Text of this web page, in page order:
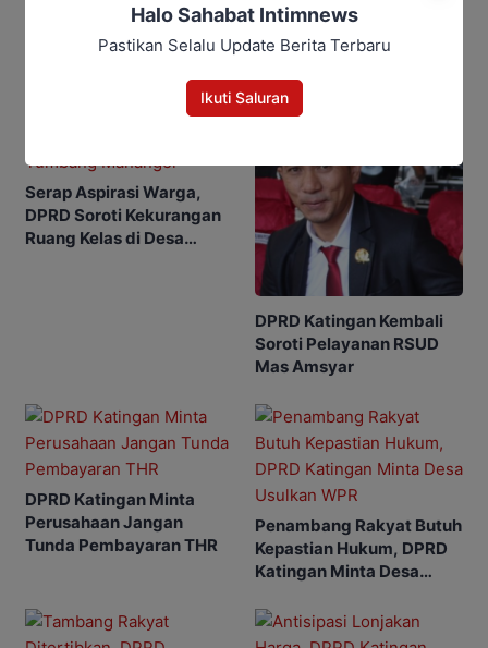
Berita Rekomendasi
Serap Aspirasi Warga,
DPRD Soroti Kekurangan
Ruang Kelas di Desa
DPRD Katingan Kembali
Soroti Pelayanan RSUD
Mas Amsyar
DPRD Katingan Minta
Perusahaan Jangan
Tunda Pembayaran THR
Penambang Rakyat Butuh
Kepastian Hukum, DPRD
Katingan Minta Desa
Halo Sahabat Intimnews
Pastikan Selalu Update Berita Terbaru
Ikuti Saluran